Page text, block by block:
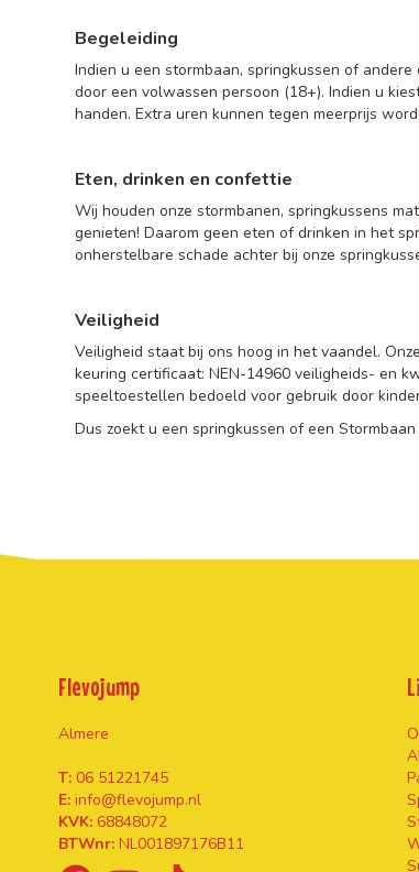
Begeleiding
Indien u een stormbaan, springkussen of
door een volwassen persoon (18+). Indien u
handen. Extra uren kunnen tegen meerprijs
Eten, drinken en confettie
Wij houden onze stormbanen, springkussens
genieten! Daarom geen eten of drinken in het
onherstelbare schade achter bij onze
Veiligheid
Veiligheid staat bij ons hoog in het vaandel.
keuring certificaat: NEN-14960 veiligheids- en
speeltoestellen bedoeld voor gebruik door
Dus zoekt u een springkussen of een
Flevojump
Almere
T: 06 51221745
E: info@flevojump.nl
KVK: 68848072
BTWnr: NL001897176B11